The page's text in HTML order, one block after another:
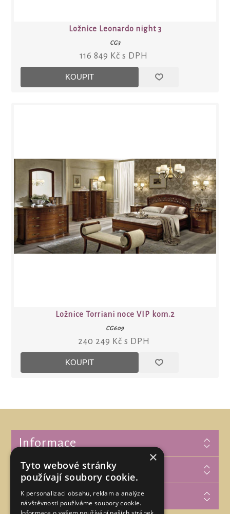
Ložnice Leonardo night 3
CG3
116 849 Kč s DPH
Ložnice Torriani noce VIP kom.2
CG609
240 249 Kč s DPH
Informace
Zákaznická podpora
Můj účet
×
Tyto webové stránky
používají soubory cookie.
K personalizaci obsahu, reklam a analýze
návštěvnosti používáme soubory cookie.